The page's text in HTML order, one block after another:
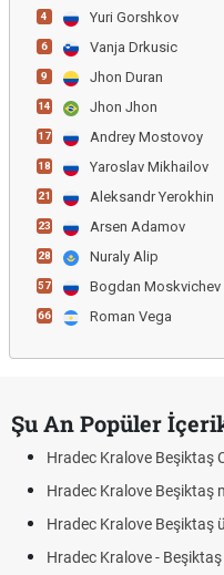
4 Yuri Gorshkov
6 Vanja Drkusic
9 Jhon Duran
14 Jhon Jhon
17 Andrey Mostovoy
18 Yaroslav Mikhailov
21 Aleksandr Yerokhin
23 Arsen Adamov
28 Nuraly Alip
57 Bogdan Moskvichev
66 Roman Vega
Şu An Popüler
Hradec Kralove Beşiktaş
Hradec Kralove Beşiktaş
Hradec Kralove Beşiktaş
Hradec Kralove -